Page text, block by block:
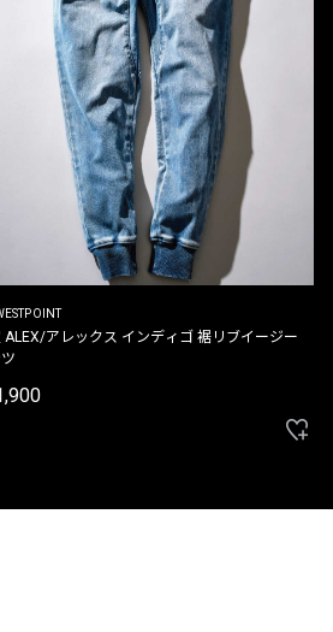
ALEX/アレックス インディゴ 裾リブイージー